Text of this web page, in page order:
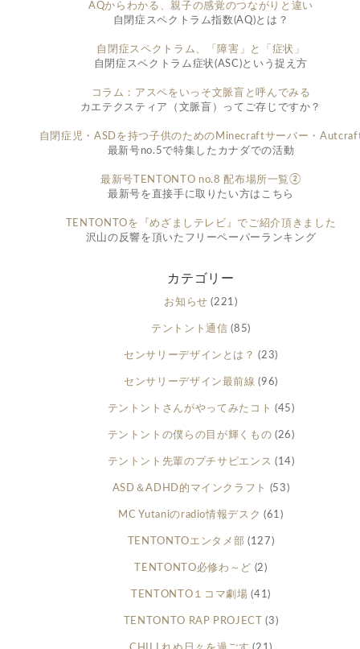
AQからわかる、親子の感覚のつながりと違い
自閉症スペクトラム指数(AQ)とは？
自閉症スペクトラム、「障害」と「症状」
自閉症スペクトラム症状(ASC)という捉え方
コラム：アスペをいっそ文脈盲と呼んでみる
カエテクスティア（文脈盲）ってご存じですか？
自閉症児・ASDを持つ子供のためのMinecraftサーバー・
最新号no.5で特集したカナダでの活動
最新号TENTONTO no.8 配布場所一覧②
最新号を直接手に取りたい方はこちら
TENTONTOを『めざましテレビ』でご紹介頂きました
沢山の反響を頂いたフリーペーパーランキング
カテゴリー
お知らせ (221)
テントント通信 (85)
センサリーデザインとは？ (23)
センサリーデザイン最前線 (96)
テントントさんがやってみたコト (45)
テントントの僕らの目が輝くもの (26)
テントント先輩のプチサピエンス (14)
ASD＆ADHD的マインクラフト (53)
MC Yutaniのradio情報デスク (61)
TENTONTOエンタメ部 (127)
TENTONTO必修わ～ど (2)
TENTONTO１コマ劇場 (41)
TENTONTO RAP PROJECT (3)